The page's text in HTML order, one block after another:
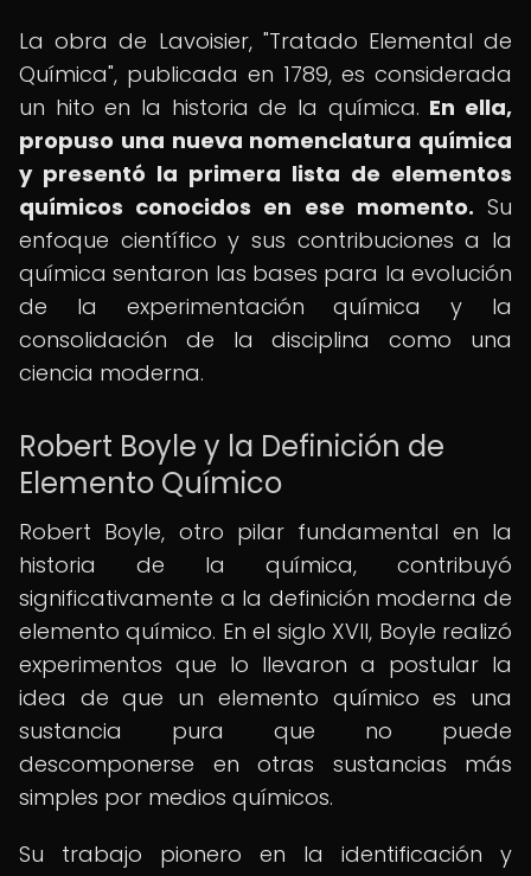
La obra de Lavoisier, "Tratado Elemental de
Química", publicada en 1789, es considerada
un hito en la historia de la química. En ella,
propuso una nueva nomenclatura química
y presentó la primera lista de elementos
químicos conocidos en ese momento. Su
enfoque científico y sus contribuciones a la
química sentaron las bases para la evolución
de la experimentación química y la
consolidación de la disciplina como una
ciencia moderna.
Robert Boyle y la Definición de
Elemento Químico
Robert Boyle, otro pilar fundamental en la
historia de la química, contribuyó
significativamente a la definición moderna de
elemento químico. En el siglo XVII, Boyle realizó
experimentos que lo llevaron a postular la
idea de que un elemento químico es una
sustancia pura que no puede
descomponerse en otras sustancias más
simples por medios químicos.
Su trabajo pionero en la identificación y